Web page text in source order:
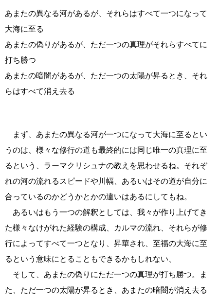
あまたの異なる河があるが、それらはすべて一つになって
大海に至る
あまたの偽りがあるが、ただ一つの真理がそれらすべてに
打ち勝つ
あまたの暗闇があるが、ただ一つの太陽が昇るとき、それ
らはすべて消え去る
まず、あまたの異なる河が一つになって大海に至るとい
うのは、様々な修行の道も最終的には同じ唯一の真理に至
るという、ラーマクリシュナの教えを思わせるね。それぞ
れの河の流れるスピードや川幅、あるいはその道が自分に
合っているのかどうかとかの違いはあるにしてもね。
あるいはもう一つの解釈としては、我々が作り上げてき
た様々なけがれた経験の構成、カルマの流れ、それらが修
行によってすべて一つとなり、昇華され、至福の大海に至
るという意味にとることもできるかもしれない、
そして、あまたの偽りにただ一つの真理が打ち勝つ。ま
た、ただ一つの太陽が昇るとき、あまたの暗闇が消え去る